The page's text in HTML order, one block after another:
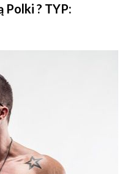
Polki ? TYP: